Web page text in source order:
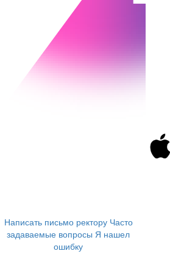
Написать письмо ректору Часто
задаваемые вопросы Я нашел
ошибку